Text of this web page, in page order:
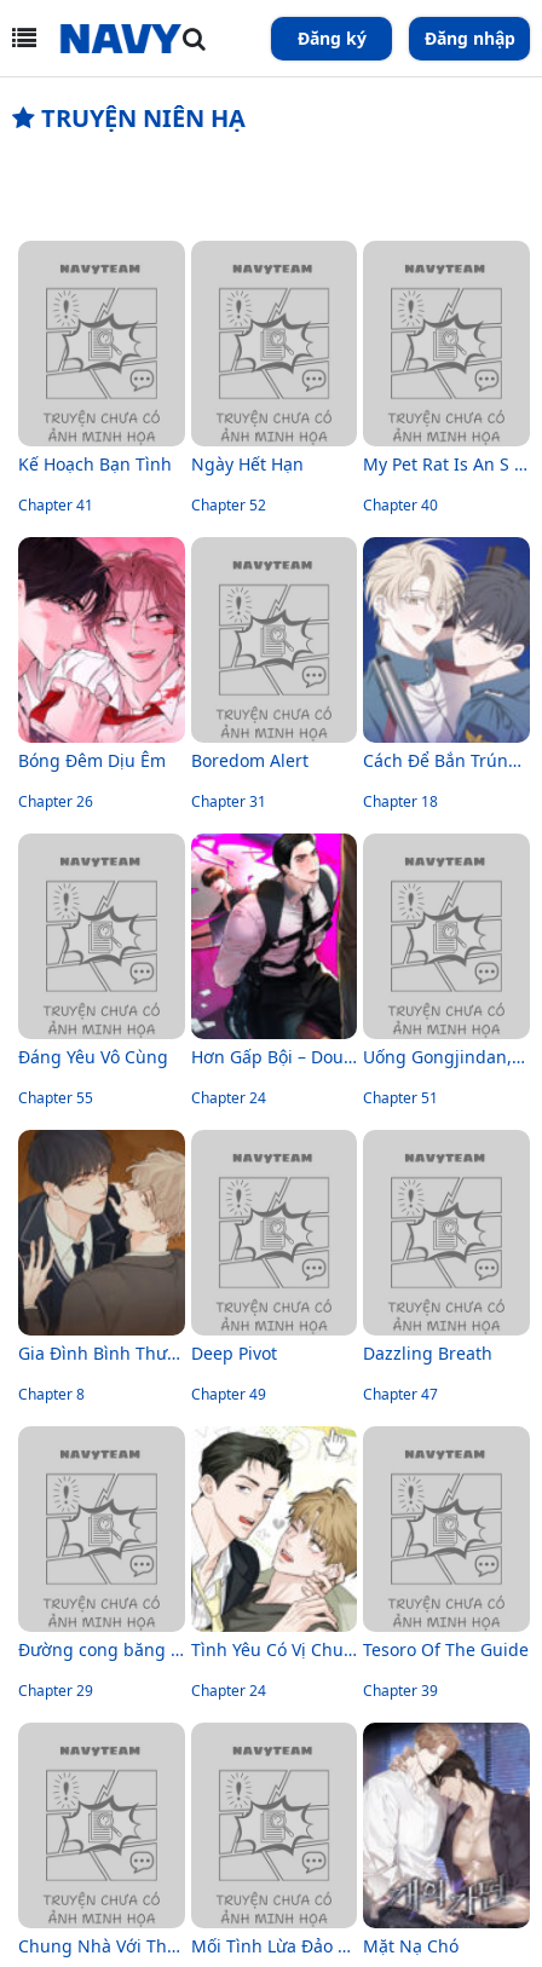
Đăng ký Đăng nhập
TRUYỆN NIÊN HẠ
Kế Hoạch Bạn Tình
Chapter 41
Ngày Hết Hạn
Chapter 52
My Pet Rat Is An S Class Awakener
Chapter 40
Bóng Đêm Dịu Êm
Chapter 26
Boredom Alert
Chapter 31
Cách Để Bắn Trúng Đích
Chapter 18
Đáng Yêu Vô Cùng
Chapter 55
Hơn Gấp Bội – Double Down
Chapter 24
Uống Gongjindan, Tôi Phân Hóa Thành Alpha
Chapter 51
Gia Đình Bình Thường
Chapter 8
Deep Pivot
Chapter 49
Dazzling Breath
Chapter 47
Đường cong băng tan
Chapter 29
Tình Yêu Có Vị Chua Hay Đắng
Chapter 24
Tesoro Of The Guide
Chapter 39
Chung Nhà Với Thầy Cúng Mối Tình Lừa Đảo – Không Che Mặt Nạ Chó